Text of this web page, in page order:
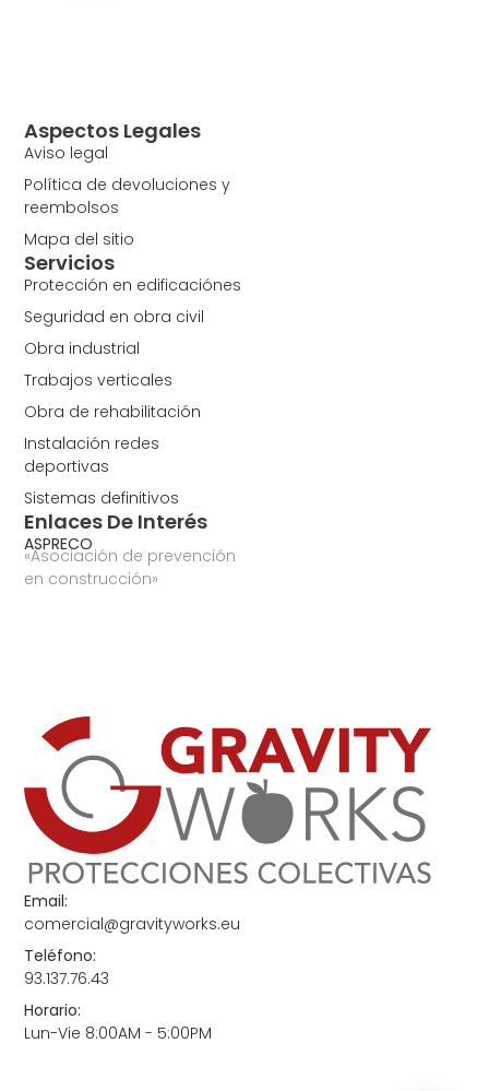
Email:
comercial@gravityworks.eu
Teléfono:
93.137.76.43
Horario:
Lun-Vie 8:00AM - 5:00PM
Aspectos Legales
Aviso legal
Política de devoluciones y
reembolsos
Mapa del sitio
Servicios
Protección en edificaciónes
Seguridad en obra civil
Obra industrial
Trabajos verticales
Obra de rehabilitación
Instalación redes
deportivas
Sistemas definitivos
Enlaces De Interés
ASPRECO
«Asociación de prevención
en construcción»